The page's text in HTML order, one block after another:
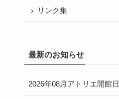
リンク集
最新のお知らせ
2026年08月アトリエ開館日